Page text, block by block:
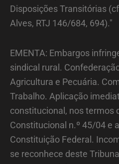
Disposições Transitórias
Alves, RTJ 146/684, 694)."
EMENTA: Embargos
sindical rural.
Agricultura e Pecuária.
Trabalho. Aplicação
constitucional, nos termos
Constitucional n.º 45/04 e
Constituição Federal.
se reconhece deste